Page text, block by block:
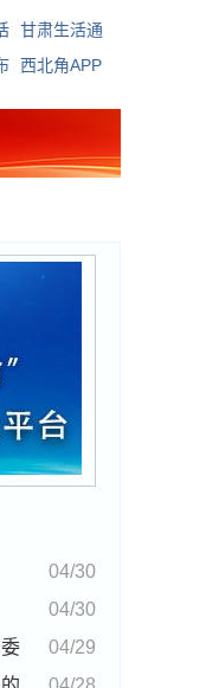
甘肃生活通
西北角APP
04/30
04/30
04/29